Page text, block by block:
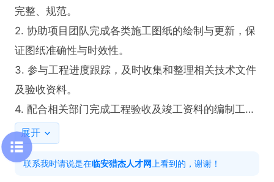
完整、规范。
2. 协助项目团队完成各类施工图纸的绘制与更新，保
证图纸准确性与时效性。
3. 参与工程进度跟踪，及时收集和整理相关技术文件
及验收资料。
4. 配合相关部门完成工程验收及竣工资料的编制工
作。
5. 保持与项目现场沟通，确保资料与实际工程进度同
步。
展开
联系我时请说是在临安猎杰人才网 上看到的，谢谢！